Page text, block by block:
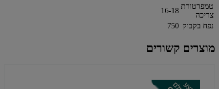
טמפרטורת
צריכה
16-18
נפח בקבוק 750
מוצרים קשורים